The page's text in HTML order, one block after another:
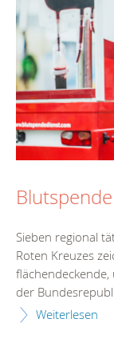
Blutspende
Sieben regional
Roten Kreuzes
der
Weiterlesen